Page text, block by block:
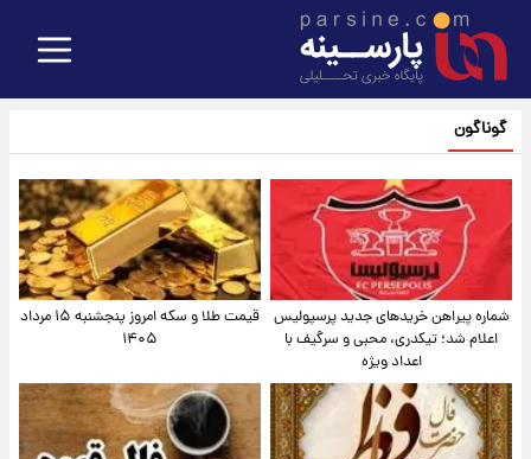
گوناگون
شماره پیراهن خریدهای جدید پرسپولیس
اعلام شد؛ تیکدری، محبی و سرگیف با
اعداد ویژه
قیمت طلا و سکه امروز پنجشنبه ۱۵ مرداد
۱۴۰۵